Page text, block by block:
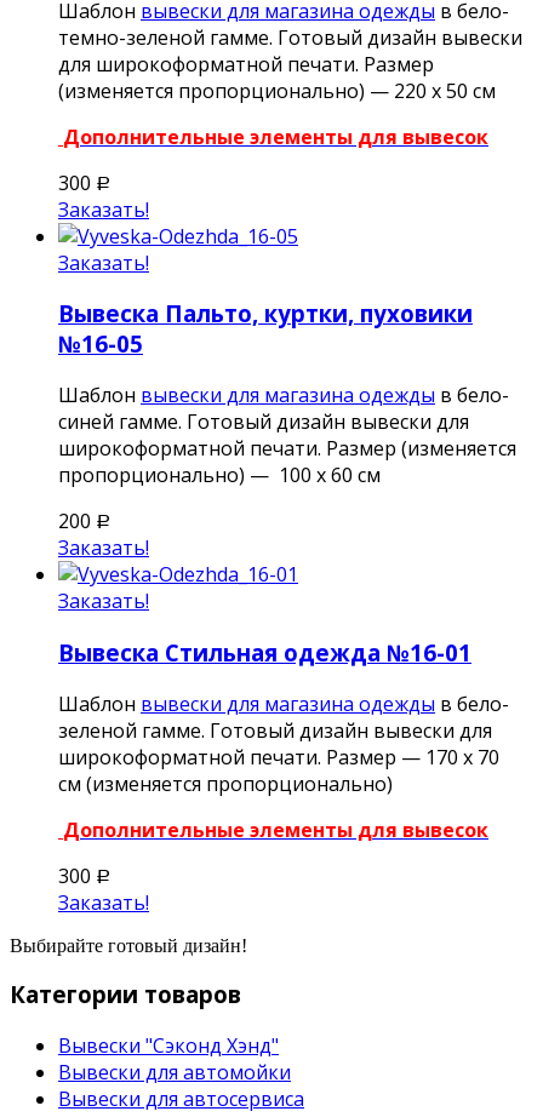
Шаблон вывески для магазина одежды в бело-
темно-зеленой гамме. Готовый дизайн вывески
для широкоформатной печати. Размер
(изменяется пропорционально) — 220 х 50 см
Дополнительные элементы для вывесок
300 Р
Заказать!
Заказать!
Вывеска Пальто, куртки, пуховики
№16-05
Шаблон вывески для магазина одежды в бело-
синей гамме. Готовый дизайн вывески для
широкоформатной печати. Размер (изменяется
пропорционально) — 100 х 60 см
200 Р
Заказать!
Заказать!
Вывеска Стильная одежда №16-01
Шаблон вывески для магазина одежды в бело-
зеленой гамме. Готовый дизайн вывески для
широкоформатной печати. Размер — 170 х 70
см (изменяется пропорционально)
Дополнительные элементы для вывесок
300 Р
Заказать!
Выбирайте готовый дизайн!
Категории товаров
Вывески "Сэконд Хэнд"
Вывески для автомойки
Вывески для автосервиса